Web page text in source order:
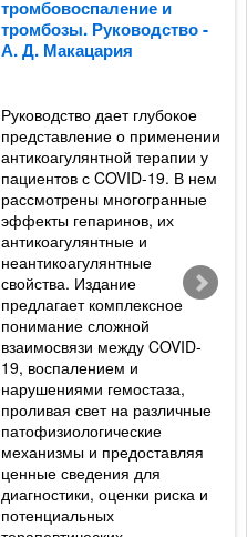
тромбовоспаление и
тромбозы. Руководство -
А. Д. Макацария
Руководство дает глубокое
представление о применении
антикоагулянтной терапии у
пациентов с COVID-19. В нем
рассмотрены многогранные
эффекты гепаринов, их
антикоагулянтные и
неантикоагулянтные
свойства. Издание
предлагает комплексное
понимание сложной
взаимосвязи между COVID-
19, воспалением и
нарушениями гемостаза,
проливая свет на различные
патофизиологические
механизмы и предоставляя
ценные сведения для
диагностики, оценки риска и
потенциальных